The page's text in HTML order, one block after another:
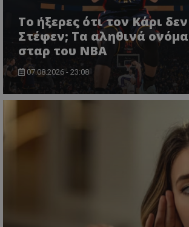
Το ήξερες ότι τον Κάρι
Στέφεν; Τα αληθινά
σταρ του NBA
07.08.2026 - 23:08